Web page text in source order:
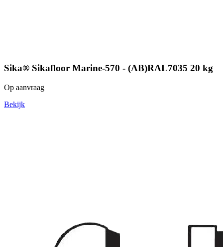
Sika® Sikafloor Marine-570 - (AB)RAL7035 20 kg
Op aanvraag
Bekijk